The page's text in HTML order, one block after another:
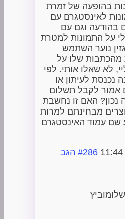
בהופעה של זמרת
לאינסטגרם עם
בהודעה וגם עם
על התמונות למטרת
נוער השתמש
שלו על
לא שאלו אותי. לפי
נכנסת לעיתון או
אמור לקבל תשלום
נכון? האם זו נחשבת
מבחינתם למרות
שם עמוד האינסטגרם
#286 הגב